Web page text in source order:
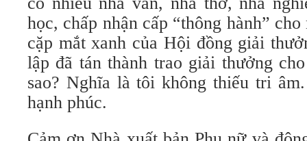
học, chấp nhận cấp “thông hành”
cặp mắt xanh của Hội đồng giải
lập đã tán thành trao giải thưởng
sao? Nghĩa là tôi không thiếu tri
hạnh phúc.